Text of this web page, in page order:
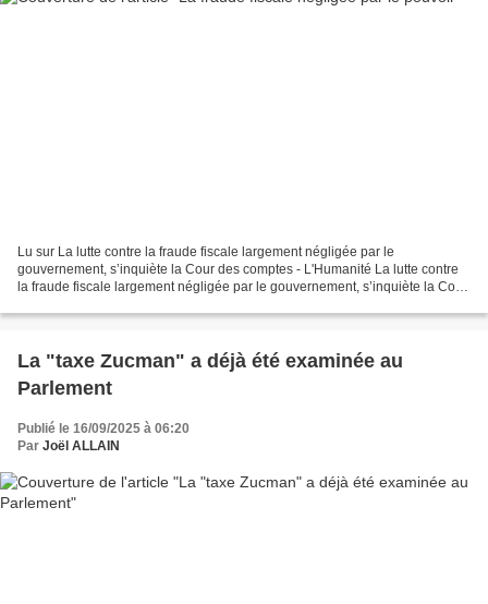
Lu sur La lutte contre la fraude fiscale largement négligée par le
gouvernement, s’inquiète la Cour des comptes - L'Humanité La lutte contre
la fraude fiscale largement négligée par le gouvernement, s’inquiète la Cour
La "taxe Zucman" a déjà été examinée au
Parlement
Publié le 16/09/2025 à 06:20
Par Joël ALLAIN